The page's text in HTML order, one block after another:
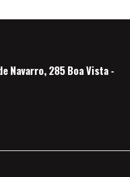
Navarro, 285 Boa Vista -